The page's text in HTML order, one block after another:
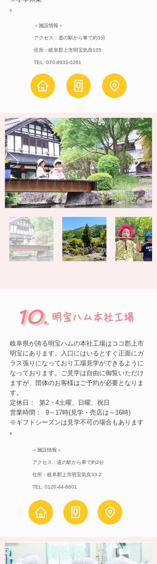
＜施設情報＞
アクセス：道の駅から車で約3分
住所：岐阜郡上市明宝気良105
TEL: 070-8933-0261
10. 明宝ハム本社工場
岐阜県が誇る明宝ハムの本社工場はココ郡上市
明宝にあります。​入口にはいるとすぐ正面にガ
ラス張りになっており工場見学ができるように
なっております。ご見学は自由に御覧いただけ
ますが、団体のお客様はご予約が必要となりま
す。
定休日： 第2・4土曜、日曜、祝日
営業時間： 9～17時(見学・売店は～16時)
※ギフトシーズンは見学不可の場合もあります
＜施設情報＞
アクセス：道の駅から車で約2分
住所：岐阜郡上市明宝気良33-2
TEL: 0120-44-8601